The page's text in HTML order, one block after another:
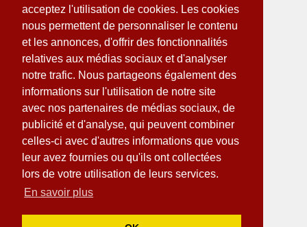
acceptez l'utilisation de cookies. Les cookies
nous permettent de personnaliser le contenu
et les annonces, d'offrir des fonctionnalités
relatives aux médias sociaux et d'analyser
notre trafic. Nous partageons également des
informations sur l'utilisation de notre site
avec nos partenaires de médias sociaux, de
publicité et d'analyse, qui peuvent combiner
celles-ci avec d'autres informations que vous
leur avez fournies ou qu'ils ont collectées
lors de votre utilisation de leurs services.
En savoir plus